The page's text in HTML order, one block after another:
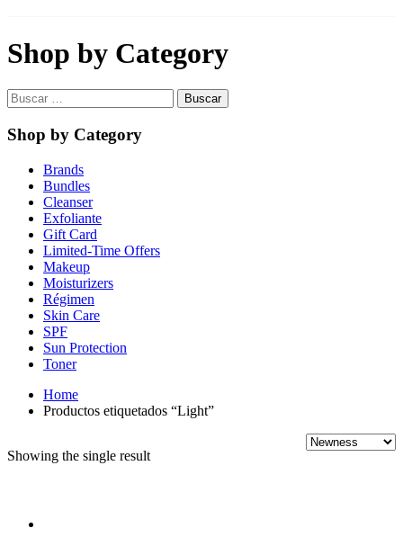
Shop by Category
Buscar:
Shop by Category
Brands
Bundles
Cleanser
Exfoliante
Gift Card
Limited-Time Offers
Makeup
Moisturizers
Régimen
Skin Care
SPF
Sun Protection
Toner
Home
Productos etiquetados “Light”
Showing the single result